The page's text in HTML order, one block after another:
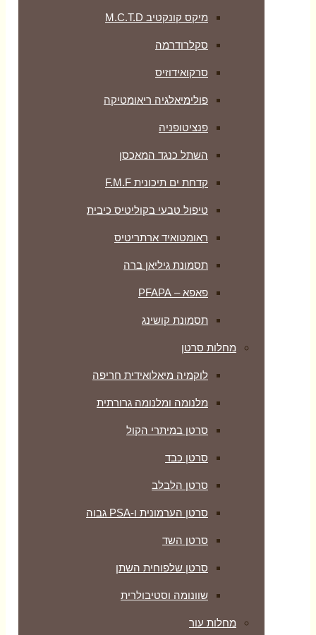
מיקס קונקטיב M.C.T.D
סקלרודרמה
סרקואידוזיס
פולימיאלגיה ריאומטיקה
‏פנציטופניה
השתל כנגד המאכסן
קדחת ים תיכונית F.M.F
טיפול טבעי בקוליטיס כיבית
ראומטואיד ארתריטיס
תסמונת גיליאן ברה
פאפא – PFAPA
תסמונת קושינג
מחלות סרטן
לוקמיה מיאלואידית חריפה
מלנומה ומלנומה גרורתית
סרטן במיתרי הקול
סרטן כבד
סרטן הלבלב
סרטן הערמונית ו-PSA גבוה
סרטן השד
סרטן שלפוחית השתן
שוונומה וסטיבולרית
מחלות עור